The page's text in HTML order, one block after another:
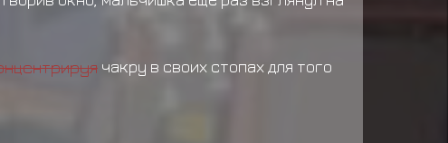
чакру в своих стопах для того